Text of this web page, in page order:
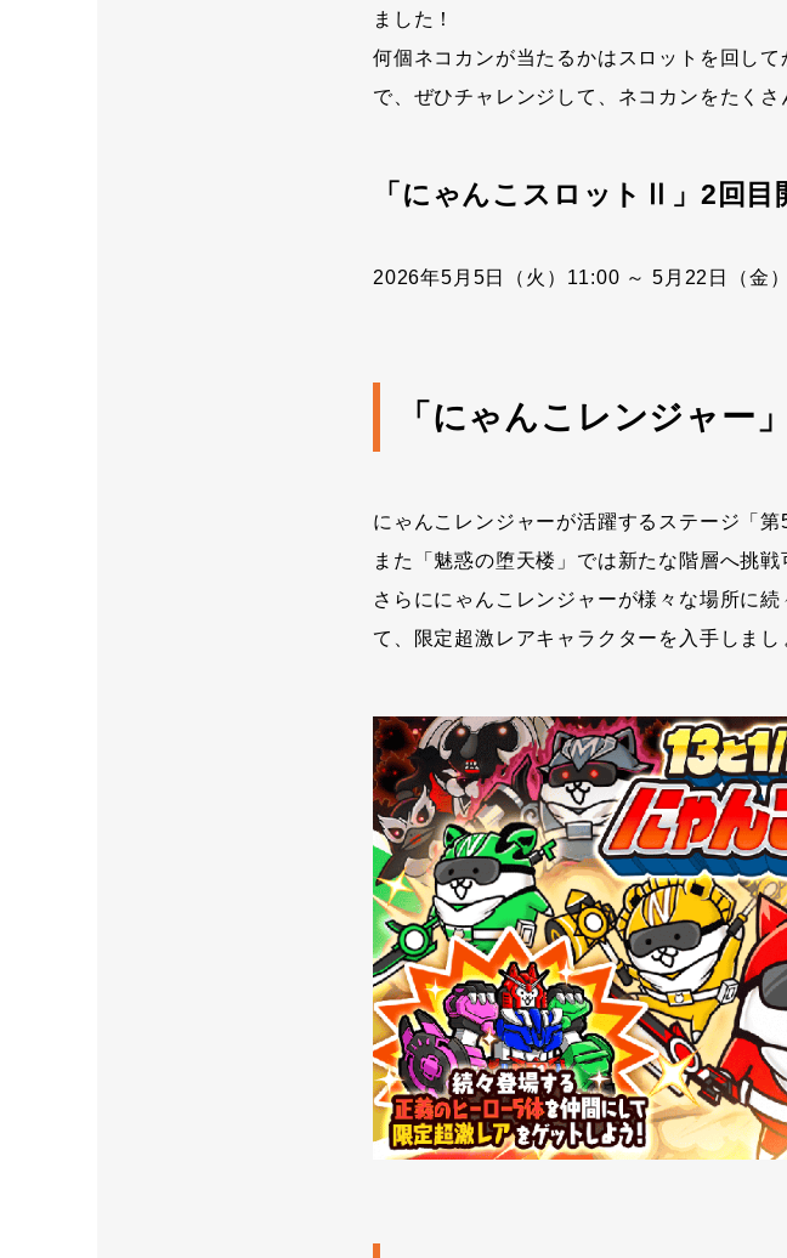
ました！
何個ネコカンが当たるかはスロットを回し
で、ぜひチャレンジして、ネコカンをたくさ
「にゃんこスロットⅡ」2回目
2026年5月5日（火）11:00 ～ 5月22日（金
「にゃんこレンジャー
にゃんこレンジャーが活躍するステージ「第
また「魅惑の堕天楼」では新たな階層へ挑戦
さらににゃんこレンジャーが様々な場所に
て、限定超激レアキャラクターを入手しまし